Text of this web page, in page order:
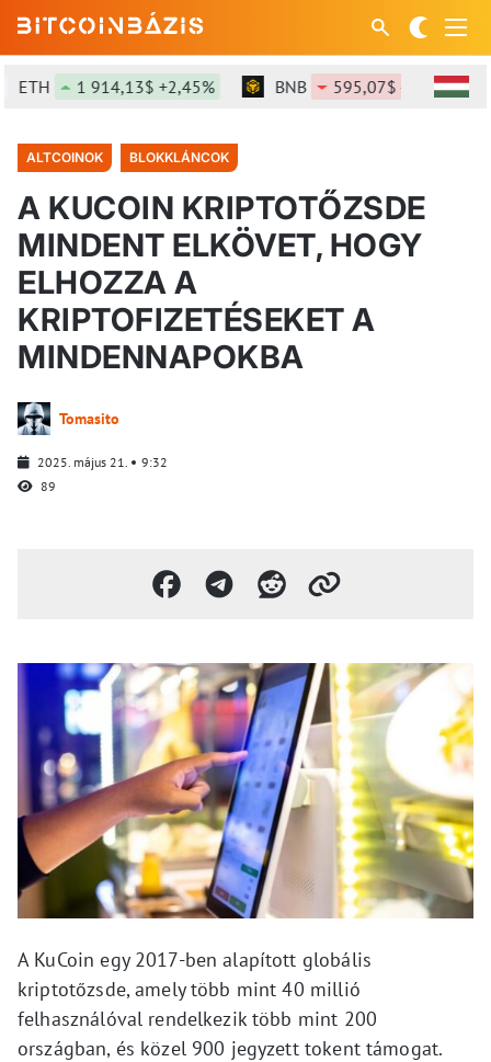
1 914,13$ +2,45% BNB 595,07$ -0,68%
ALTCOINOK BLOKKLÁNCOK
A KUCOIN KRIPTOTŐZSDE
MINDENT ELKÖVET, HOGY
ELHOZZA A
KRIPTOFIZETÉSEKET A
MINDENNAPOKBA
Tomasito
2025. május 21.
9:32
89
A KuCoin egy 2017-ben alapított globális
kriptotőzsde, amely több mint 40 millió
felhasználóval rendelkezik több mint 200
országban, és közel 900 jegyzett tokent támogat.